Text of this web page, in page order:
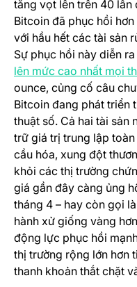
tăng vọt lên trên 40 lần
Bitcoin đã phục hồi
với hầu hết các tài sản
Sự phục hồi này diễn
lên mức cao nhất mọi
ounce, củng cố câu
Bitcoin đang phát triển
thuật số. Cả hai tài sản
trữ giá trị trung lập
cầu hóa, xung đột
khỏi các thị trường
giá gần đây càng ủng
tháng 4 – hay còn gọi là
hành xử giống vàng
động lực phục hồi
thị trường rộng lớn hơn
thanh khoản thắt chặt